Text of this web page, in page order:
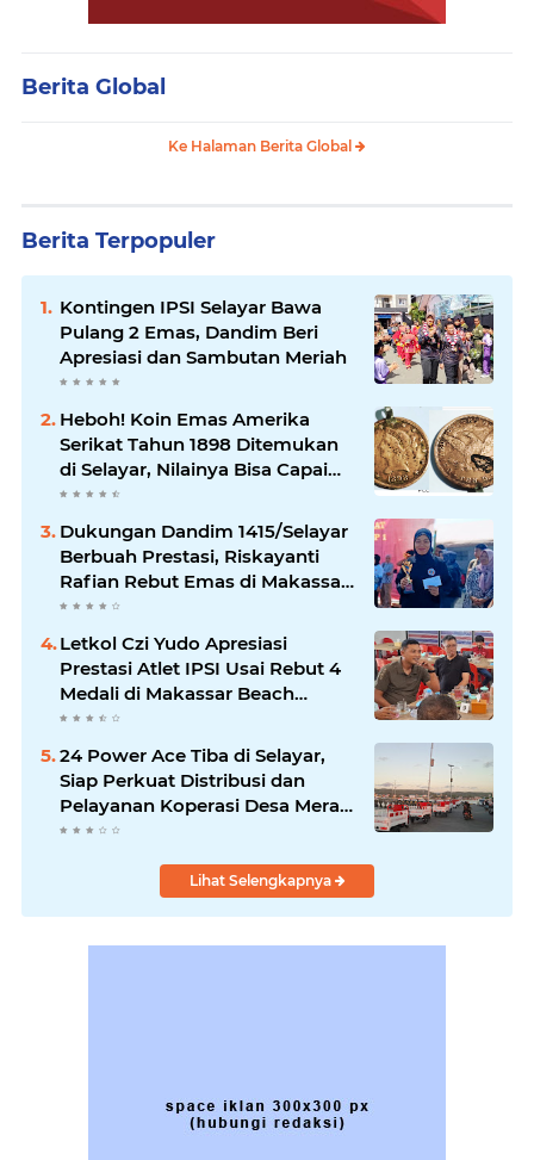
Berita Global
Ke Halaman Berita Global
Berita Terpopuler
Kontingen IPSI Selayar Bawa
Pulang 2 Emas, Dandim Beri
Apresiasi dan Sambutan Meriah
Heboh! Koin Emas Amerika
Serikat Tahun 1898 Ditemukan
di Selayar, Nilainya Bisa Capai
Rp873 Juta
Dukungan Dandim 1415/Selayar
Berbuah Prestasi, Riskayanti
Rafian Rebut Emas di Makassar
Beach Championship
Letkol Czi Yudo Apresiasi
Prestasi Atlet IPSI Usai Rebut 4
Medali di Makassar Beach
Championship
24 Power Ace Tiba di Selayar,
Siap Perkuat Distribusi dan
Pelayanan Koperasi Desa Merah
Putih
Lihat Selengkapnya